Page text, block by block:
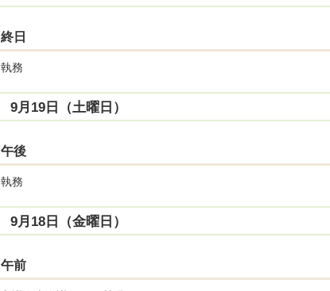
終日
執務
9月19日（土曜日）
午後
執務
9月18日（金曜日）
午前